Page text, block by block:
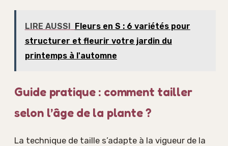
LIRE AUSSI Fleurs en S : 6 variétés pour
structurer et fleurir votre jardin du
printemps à l'automne
Guide pratique : comment tailler
selon l’âge de la plante ?
La technique de taille s’adapte à la vigueur de la